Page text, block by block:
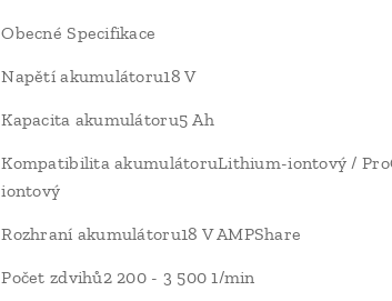
Obecné Specifikace
Napětí akumulátoru18 V
Kapacita akumulátoru5 Ah
Kompatibilita akumulátoruLithium-iontový /
iontový
Rozhraní akumulátoru18 V AMPShare
Počet zdvihů2 200 - 3 500 1/min